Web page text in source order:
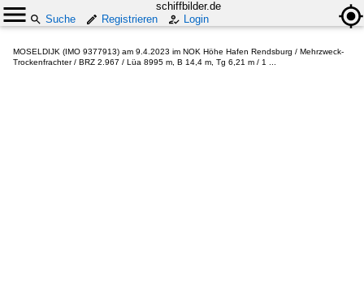
schiffbilder.de
Suche
Registrieren Login
MOSELDIJK (IMO 9377913) am 9.4.2023 im NOK Höhe Hafen Rendsburg / Mehrzweck-
Trockenfrachter / BRZ 2.967 / Lüa 8995 m, B 14,4 m, Tg 6,21 m / 1 ...